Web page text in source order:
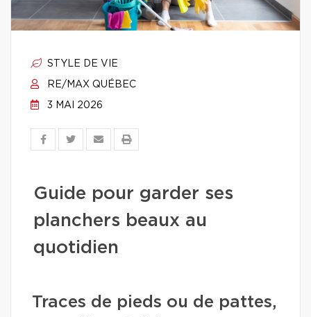
STYLE DE VIE
RE/MAX QUÉBEC
3 MAI 2026
Guide pour garder ses
planchers beaux au
quotidien
Traces de pieds ou de pattes,